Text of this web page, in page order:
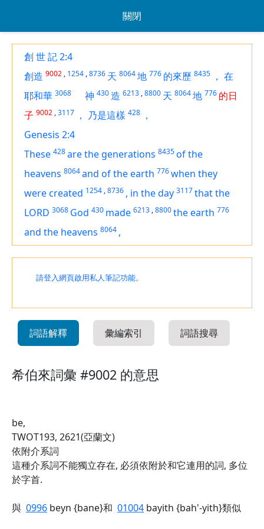
關閉
創 世 記 2:4
創造 9002 , 1254 ,8736 天 8064地 776 的來歷 8435 ， 在
耶和華 3068 神 430造 6213 ,8800 天 8064地 776 的日
子 9002 ,3117 ， 乃是這樣 428 ，
Genesis 2:4
These 428arethe generations 8435of the
heavens 8064and of the earth 776when they
were created 1254 ,8736 , in the day 3117that the
LORD 3068 God 430 made 6213 ,8800the earth 776
and the heavens 8064 ,
請登入網頁啟用私人筆記功能。
詞語解釋 彙編索引 詞語搜尋
希伯來詞彙 #9002 的意思
be,
TWOT193, 2621(亞蘭文)
依附介系詞
這種介系詞不能獨立存在, 必須依附於和它連用的詞, 多位
於字首.
與 0996 beyn {bane}和 01004 bayith {bah'-yith}類似